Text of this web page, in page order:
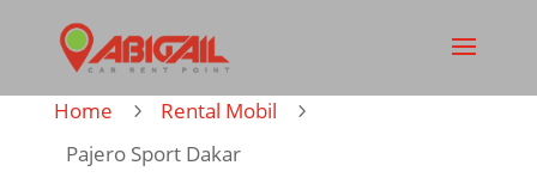
Home 5 Rental Mobil 5
Pajero Sport Dakar